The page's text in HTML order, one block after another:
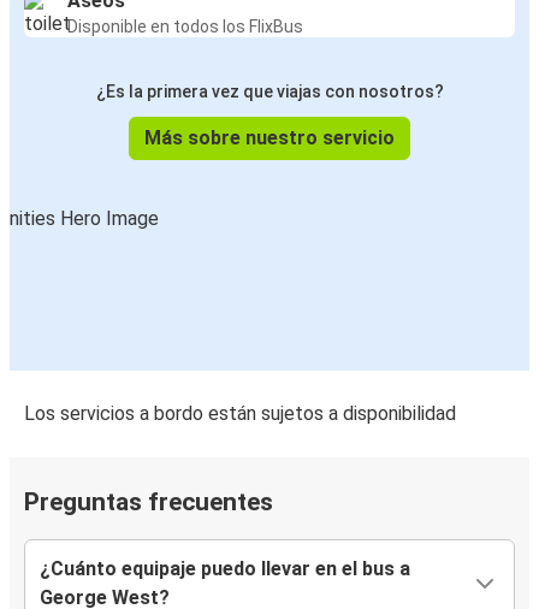
Disponible en todos los FlixBus
¿Es la primera vez que viajas con nosotros?
Más sobre nuestro servicio
Los servicios a bordo están sujetos a disponibilidad
Preguntas frecuentes
¿Cuánto equipaje puedo llevar en el bus a
George West?